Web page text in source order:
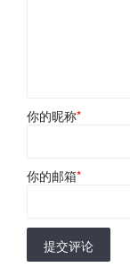
你的昵称*
你的邮箱*
提交评论